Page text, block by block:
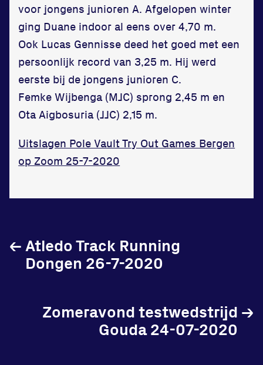
Updates
Atleten
Vereniging
Contact
Locatie
3312 GH Dordrecht
voor jongens junioren A. Afgelopen winter
ging Duane indoor al eens over 4,70 m.
Ook Lucas Gennisse deed het goed met een
persoonlijk record van 3,25 m. Hij werd
eerste bij de jongens junioren C.
Femke Wijbenga (MJC) sprong 2,45 m en
Ota Aigbosuria (JJC) 2,15 m.
Uitslagen Pole Vault Try Out Games Bergen
op Zoom 25-7-2020
Atledo Track Running
Dongen 26-7-2020
←
Zomeravond testwedstrijd
Gouda 24-07-2020
→